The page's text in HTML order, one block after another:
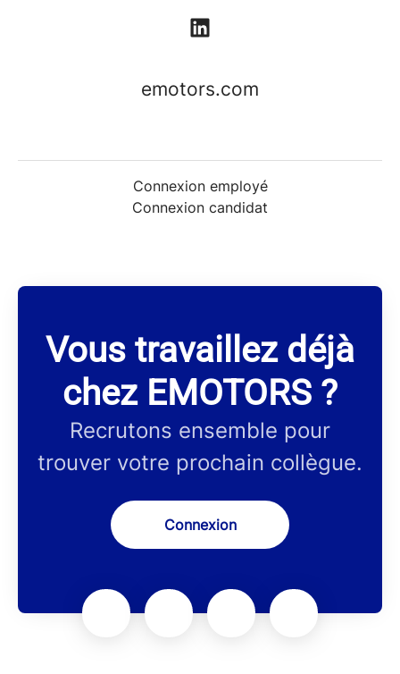
emotors.com
Connexion employé
Connexion candidat
Vous travaillez déjà
chez EMOTORS ?
Recrutons ensemble pour
trouver votre prochain collègue.
Connexion